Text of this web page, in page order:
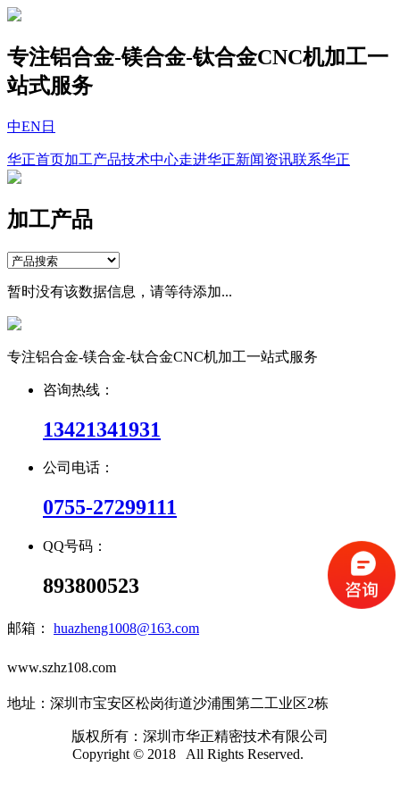
专注铝合金-镁合金-钛合金CNC机加工一
站式服务
中EN 日
华正首页加工产品技术中心走进华正新闻资讯联系华正
加工产品
暂时没有该数据信息，请等待添加...
专注铝合金-镁合金-钛合金CNC机加工一站式服务
咨询热线：
13421341931
公司电话：
0755-27299111
QQ号码：
893800523
邮箱： huazheng1008@163.com
www.szhz108.com
地址：深圳市宝安区松岗街道沙浦围第二工业区2栋
版权所有：深圳市华正精密技术有限公司
Copyright © 2018 All Rights Reserved.